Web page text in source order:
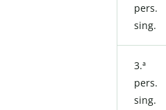
pers.
sing.
3.ª
pers.
sing.